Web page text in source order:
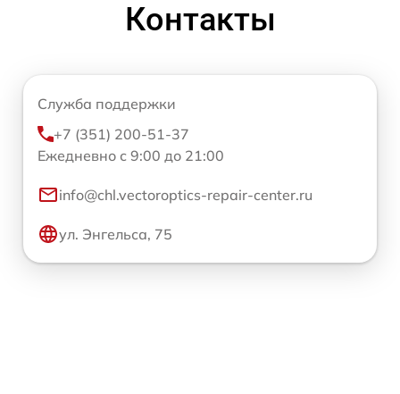
Контакты
Служба поддержки
+7 (351) 200-51-37
Ежедневно с 9:00 до 21:00
info@chl.vectoroptics-repair-center.ru
ул. Энгельса, 75